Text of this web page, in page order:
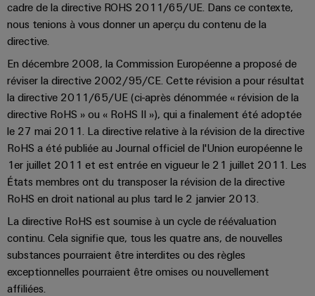
appareils
d'énergie
Solutions
produits
pour
systèmes
de
stockage
d'énergie
(ESS)
L'hydrogène
comme
technologie
essentielle
pour
solutions
décentralisée
Solutions
de
gestion
de
l'énergie
IIoT
et
logiciels
d'automatisation
Analyse
Interfaces
d'accès
de
distribution
Marshalling
Solutions
Électronique
Modules
de
relais
et
PSIRT
techniques
Catalogues
produits
techniques
Réparations
et
pièces
de
rechange
Cours
Presse
Presse
Nos
partenaires
Distribution
Réseau
de
partenaires
IIoT
et
automatisation
cadre de la directive ROHS 2011/65/UE. Dans ce contexte,
nous tenions à vous donner un aperçu du contenu de la
directive.
En décembre 2008, la Commission Européenne a proposé de
réviser la directive 2002/95/CE. Cette révision a pour résultat
la directive 2011/65/UE (ci-après dénommée « révision de la
directive RoHS » ou « RoHS II »), qui a finalement été adoptée
le 27 mai 2011. La directive relative à la révision de la directive
RoHS a été publiée au Journal officiel de l'Union européenne le
1er juillet 2011 et est entrée en vigueur le 21 juillet 2011. Les
États membres ont du transposer la révision de la directive
RoHS en droit national au plus tard le 2 janvier 2013.
La directive RoHS est soumise à un cycle de réévaluation
continu. Cela signifie que, tous les quatre ans, de nouvelles
substances pourraient être interdites ou des règles
exceptionnelles pourraient être omises ou nouvellement
affiliées.